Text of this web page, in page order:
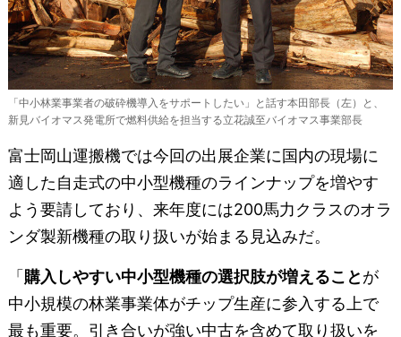
「中小林業事業者の破砕機導入をサポートしたい」と話す本田部長（左）と、
新見バイオマス発電所で燃料供給を担当する立花誠至バイオマス事業部長
富士岡山運搬機では今回の出展企業に国内の現場に
適した自走式の中小型機種のラインナップを増やす
よう要請しており、来年度には200馬力クラスのオラ
ンダ製新機種の取り扱いが始まる見込みだ。
「 購入しやすい中小型機種の選択肢が増えることが
中小規模の林業事業体がチップ生産に参入する上で
最も重要。引き合いが強い中古を含めて取り扱いを